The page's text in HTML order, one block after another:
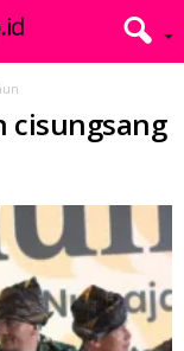
cisungsang